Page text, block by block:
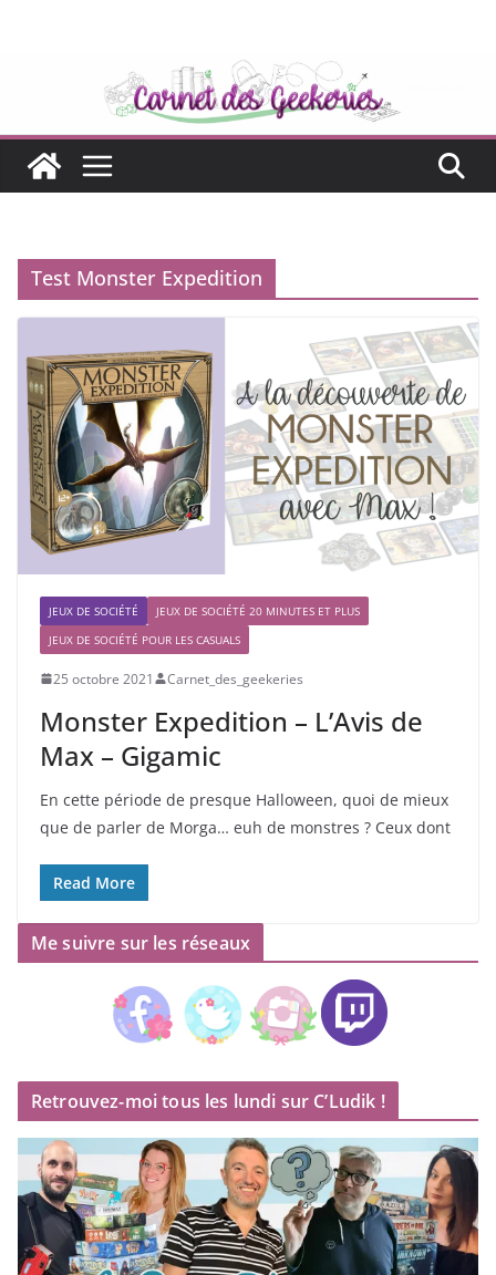
Test Monster Expedition
JEUX DE SOCIÉTÉ
JEUX DE SOCIÉTÉ 20 MINUTES ET PLUS
JEUX DE SOCIÉTÉ POUR LES CASUALS
25 octobre 2021 Carnet_des_geekeries
Monster Expedition – L’Avis de
Max – Gigamic
En cette période de presque Halloween, quoi de mieux
que de parler de Morga… euh de monstres ? Ceux dont
Read More
Me suivre sur les réseaux
Retrouvez-moi tous les lundi sur C’Ludik !